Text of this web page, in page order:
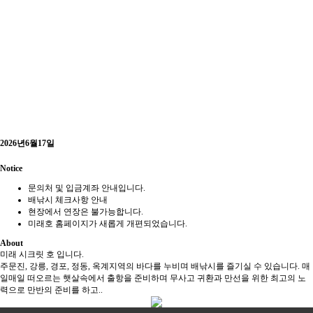
2026년6월17일
Notice
문의처 및 입금계좌 안내입니다.
배낚시 체크사항 안내
현장에서 연장은 불가능합니다.
미래호 홈페이지가 새롭게 개편되었습니다.
About
미래 시크릿 호 입니다.
주문진, 강릉, 경포, 정동, 옥계지역의 바다를 누비며 배낚시를 즐기실 수 있습니다. 매
일매일 떠오르는 햇살속에서 출항을 준비하며 무사고 귀환과 만선을 위한 최고의 노
력으로 만반의 준비를 하고..